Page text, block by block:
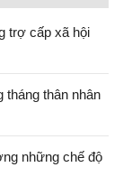
trợ cấp xã hội
thân nhân
những chế độ